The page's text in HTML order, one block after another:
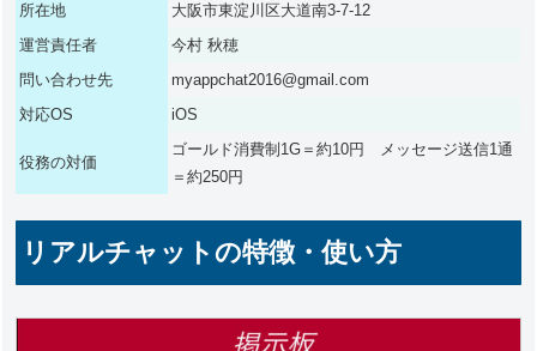
所在地
大阪市東淀川区大道南3-7-12
運営責任者
今村 秋穂
問い合わせ先
myappchat2016@gmail.com
対応OS
iOS
役務の対価
ゴールド消費制1G＝約10円 メッセージ送信1通
＝約250円
リアルチャットの特徴・使い方